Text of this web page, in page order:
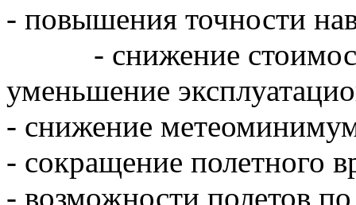
- повышения точности
- снижение
уменьшение
- снижение
- сокращение полетного
- возможности полетов